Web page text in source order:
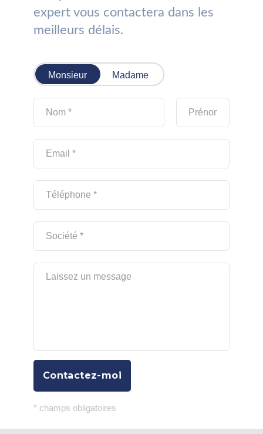
expert vous contactera dans les
meilleurs délais.
Madame
Monsieur
Contactez-moi
* champs obligatoires